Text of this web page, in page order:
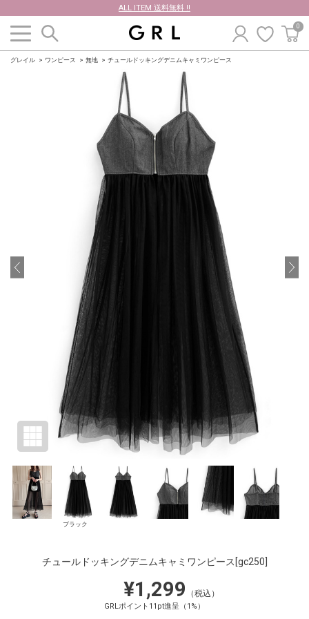
ALL ITEM 送料無料 !!
0
グレイル ワンピース 無地 チュールドッキングデニムキャミワンピース
ブラック
チュールドッキングデニムキャミワンピース [gc250]
¥1,299 （税込）
GRLポイント11pt進呈（1%）